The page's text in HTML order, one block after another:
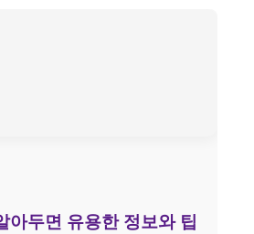
아두면 유용한 정보와 팁